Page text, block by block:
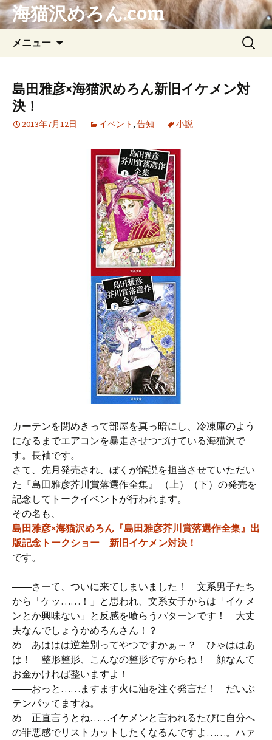
海猫沢めろん.com
メニュー
ン
ツ
ス
検
島田雅彦×海猫沢めろん新旧イケメン対
決！
2013年7月12日 イベント , 告知 小説
カーテンを閉めきって部屋を真っ暗にし、冷凍庫のよう
になるまでエアコンを暴走させつづけている海猫沢で
す。長袖です。
さて、先月発売され、ぼくが解説を担当させていただい
た『島田雅彦芥川賞落選作全集』 （上）（下）の発売を
記念してトークイベントが行われます。
その名も、
島田雅彦×海猫沢めろん『島田雅彦芥川賞落選作全集』出
版記念トークショー 新旧イケメン対決！
です。
――さーて、ついに来てしまいました！ 文系男子たち
から「ケッ……！」と思われ、文系女子からは「イケメ
ンとか興味ない」と反感を喰らうパターンです！ 大丈
夫なんでしょうかめろんさん！？
め あははは逆差別ってやつですかぁ～？ ひゃははあ
は！ 整形整形、こんなの整形ですからね！ 顔なんて
お金かければ整いますよ！
――おっと……ますます火に油を注ぐ発言だ！ だいぶ
テンパッてますね。
め 正直言うとね……イケメンと言われるたびに自分へ
の罪悪感でリストカットしたくなるんですよ……。ハァ